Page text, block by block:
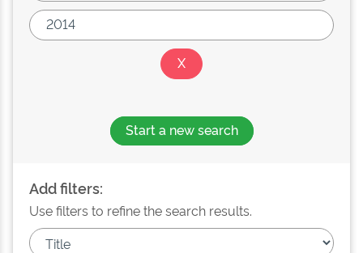
Start a new search
Add filters:
Use filters to refine the search results.